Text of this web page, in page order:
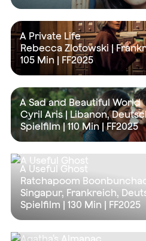
A Private Life
Rebecca Zlotowski |
105 Min | FF2025
A Sad and Beautiful World
Cyril Aris | Libanon,
Spielfilm |110 Min| FF2025
A Useful Ghost
Ratchapoom
Singapur, Frankreich,
Spielfilm | 130 Min | FF2025